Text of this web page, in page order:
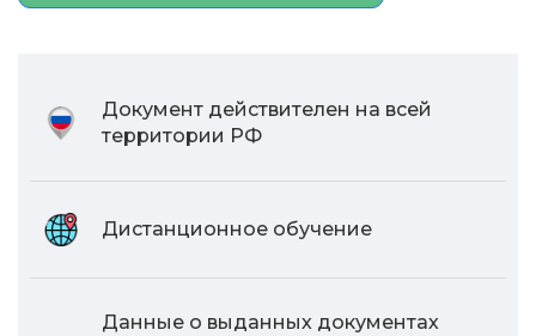
Документ действителен на всей
территории РФ
Дистанционное обучение
Данные о выданных документах